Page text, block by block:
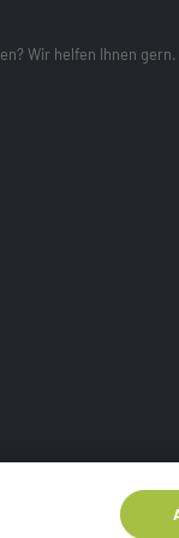
Wir helfen Ihnen gern.
Bedingungen